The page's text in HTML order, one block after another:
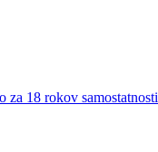
za 18 rokov samostatnosti